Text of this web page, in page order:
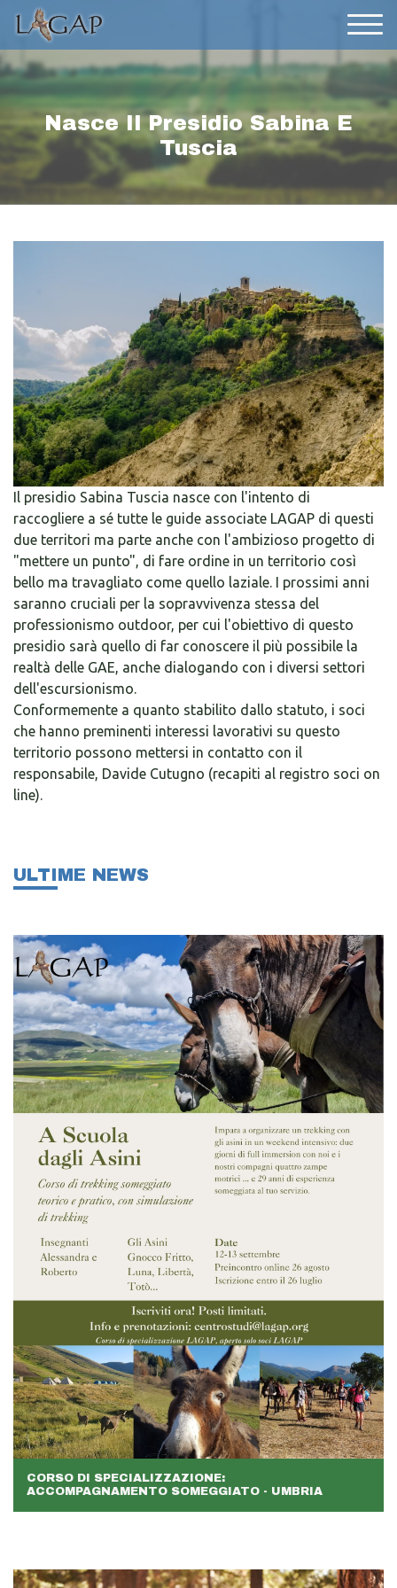
Nasce Il Presidio Sabina E
Tuscia
Il presidio Sabina Tuscia nasce con l'intento di
raccogliere a sé tutte le guide associate LAGAP di questi
due territori ma parte anche con l'ambizioso progetto di
"mettere un punto", di fare ordine in un territorio così
bello ma travagliato come quello laziale. I prossimi anni
saranno cruciali per la sopravvivenza stessa del
professionismo outdoor, per cui l'obiettivo di questo
presidio sarà quello di far conoscere il più possibile la
realtà delle GAE, anche dialogando con i diversi settori
dell'escursionismo.
Conformemente a quanto stabilito dallo statuto, i soci
che hanno preminenti interessi lavorativi su questo
territorio possono mettersi in contatto con il
responsabile, Davide Cutugno (recapiti al registro soci on
line).
ULTIME NEWS
CORSO DI SPECIALIZZAZIONE:
ACCOMPAGNAMENTO SOMEGGIATO - UMBRIA